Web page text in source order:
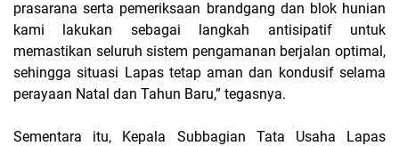
prasarana serta pemeriksaan brandgang dan blok hunian
kami lakukan sebagai langkah antisipatif untuk
memastikan seluruh sistem pengamanan berjalan optimal,
sehingga situasi Lapas tetap aman dan kondusif selama
perayaan Natal dan Tahun Baru,” tegasnya.
Sementara itu, Kepala Subbagian Tata Usaha Lapas